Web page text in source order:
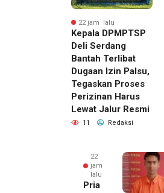
22 jam lalu
Kepala DPMPTSP
Deli Serdang
Bantah Terlibat
Dugaan Izin Palsu,
Tegaskan Proses
Perizinan Harus
Lewat Jalur Resmi
11 Redaksi
22
jam
lalu
Pria